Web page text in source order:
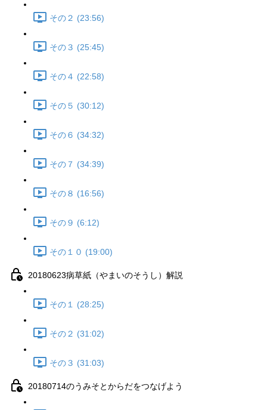
その２ (23:56)
その３ (25:45)
その４ (22:58)
その５ (30:12)
その６ (34:32)
その７ (34:39)
その８ (16:56)
その９ (6:12)
その１０ (19:00)
20180623病草紙（やまいのそうし）解説
その１ (28:25)
その２ (31:02)
その３ (31:03)
20180714のうみそとからだをつなげよう